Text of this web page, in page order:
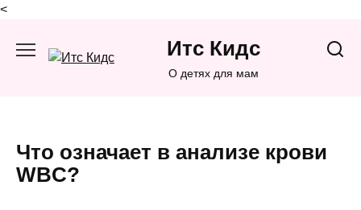
<
содержанию
Итс Кидс
О детях для мам
Что означает в анализе крови
WBC?